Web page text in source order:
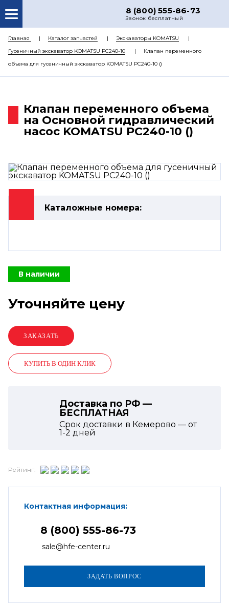
8 (800) 555-86-73
Звонок бесплатный
О НАС
КАТАЛОГ ЗАПЧАСТЕЙ
РЕМОНТ
ЦЕНЫ
КОНТАКТЫ
Главная Каталог запчастей
Экскаваторы KOMATSU
Гусеничный экскаватор KOMATSU PC240-10
Клапан переменного
объема для гусеничный экскаватор KOMATSU PC240-10 ()
Клапан переменного объема
на Основной гидравлический
насос KOMATSU PC240-10 ()
Каталожные номера:
В наличии
Уточняйте цену
КУПИТЬ В ОДИН КЛИК
Доставка по РФ —
БЕСПЛАТНАЯ
Срок доставки в Кемерово — от
1-2 дней
Рейтинг:
Контактная информация:
8 (800) 555-86-73
sale@hfe-center.ru